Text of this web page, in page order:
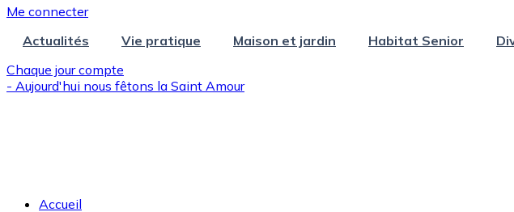
Me connecter
Actualités
Vie pratique Maison et jardin Habitat Senior
Chaque jour compte
- Aujourd'hui nous fêtons la Saint Amour
Accueil